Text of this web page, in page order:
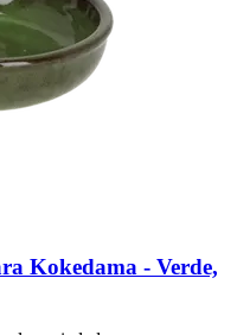
Kokedama -​ Verde,